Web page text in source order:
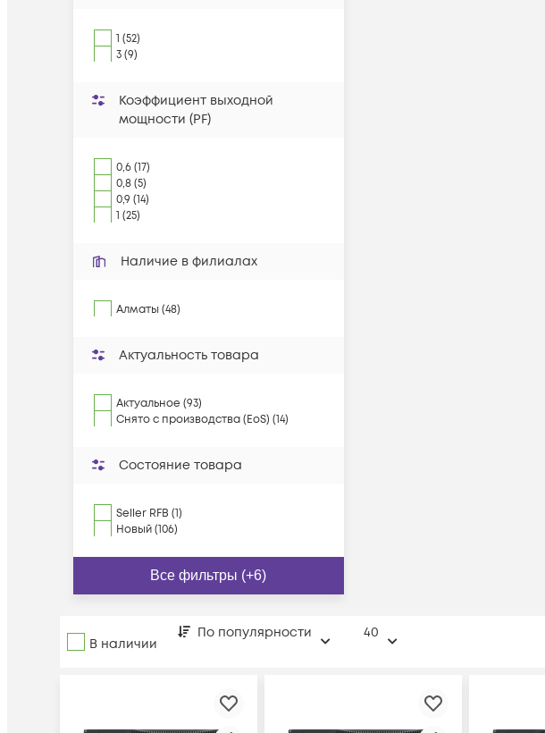
1 (52)
3 (9)
Коэффициент выходной
мощности (PF)
0,6 (17)
0,8 (5)
0,9 (14)
1 (25)
Наличие в филиалах
Алматы (48)
Актуальность товара
Актуальное (93)
Снято с производства (EoS) (14)
Состояние товара
Seller RFB (1)
Новый (106)
Все фильтры (+6)
В наличии
По популярности 40